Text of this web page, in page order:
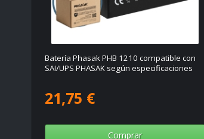
Batería Phasak PHB 1210 compatible con
SAI/UPS PHASAK según especificaciones
21,75 €
Comprar